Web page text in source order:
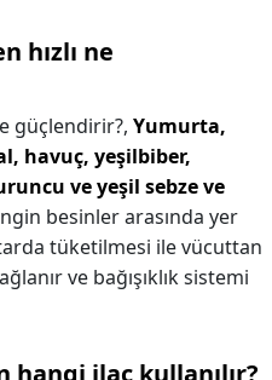
hızlı ne
güçlendirir?, Yumurta,
havuç, yeşilbiber,
ve yeşil sebze ve
besinler arasında yer
tüketilmesi ile vücuttan
ve bağışıklık sistemi
hangi ilaç kullanılır?